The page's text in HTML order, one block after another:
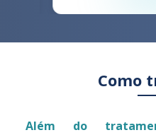
Como
Além do